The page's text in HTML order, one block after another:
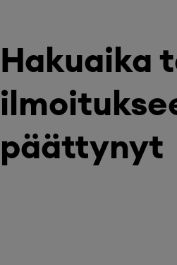
Hakuaika
päättynyt